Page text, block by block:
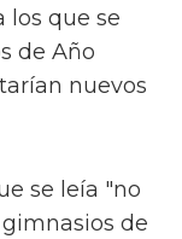
los que se
de Año
nuevos
se leía "no
de